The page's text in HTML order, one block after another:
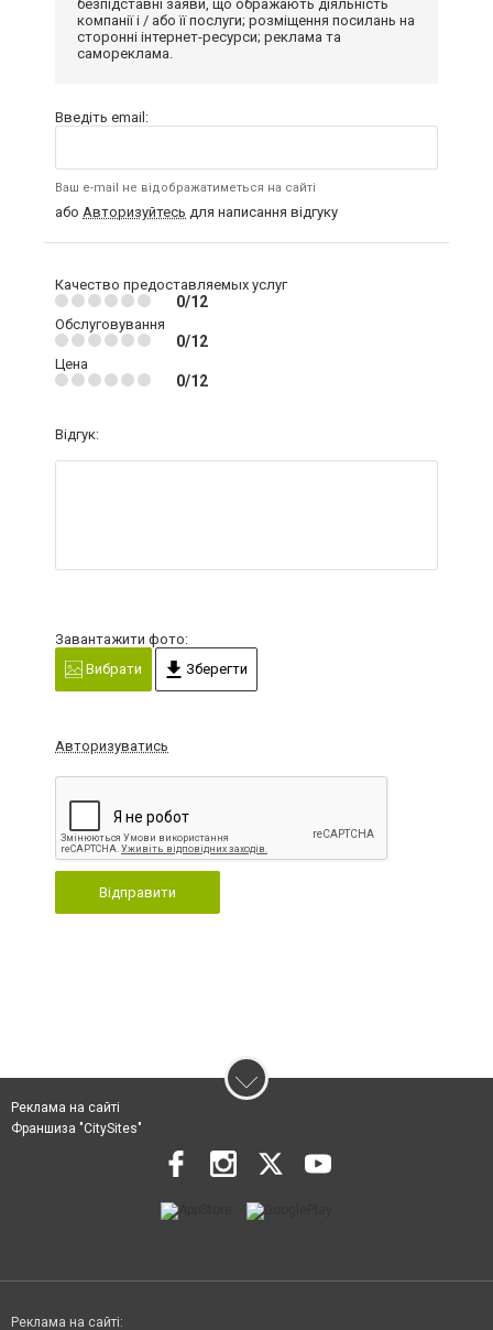
безпідставні заяви, що ображають діяльність
компанії і / або її послуги; розміщення посилань на
сторонні інтернет-ресурси; реклама та
самореклама.
Введіть email:
Ваш e-mail не відображатиметься на сайті
або Авторизуйтесь для написання відгуку
Качество предоставляемых услуг
0/12
Обслуговування
0/12
Цена
0/12
Відгук:
Завантажити фото:
Вибрати
Зберегти
Авторизуватись
Відправити
Реклама на сайті
Франшиза "CitySites"
Реклама на сайті: